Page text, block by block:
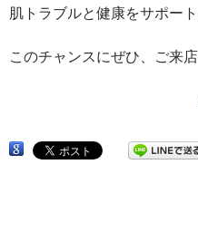
肌トラブルと健康をサポート
このチャンスにぜひ、ご来